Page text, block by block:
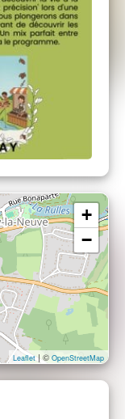
+
−
Leaflet| © OpenStreetMap